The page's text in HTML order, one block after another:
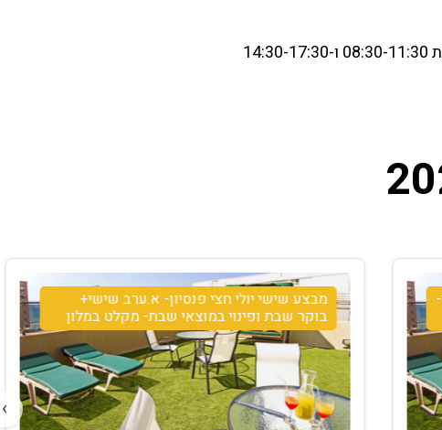
מבצע שישי יולי חצי פנסיון- א.ערב שישי+
בוקר שבת ופינוי במוצאי שבת- מקלט במלון
›